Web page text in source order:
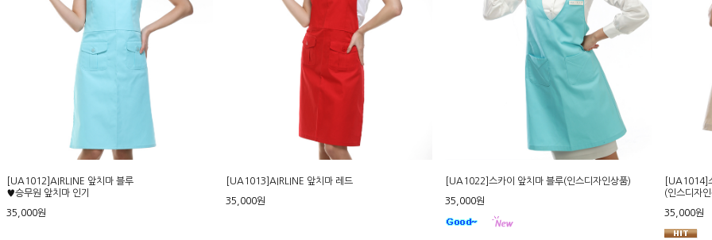
[UA1012]AIRLINE 앞치마 블루
♥승무원 앞치마 인기
35,000원
[UA1013]AIRLINE 앞치마 레드
35,000원
[UA1022]스카이 앞치마 블루(인스디자인상품)
35,000원
[UA1014]
(인스디자
35,000원